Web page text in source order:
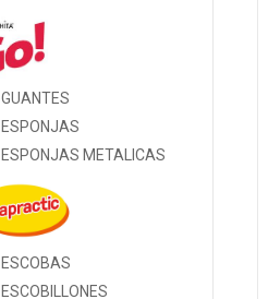
GUANTES
ESPONJAS
ESPONJAS METALICAS
ESCOBAS
ESCOBILLONES